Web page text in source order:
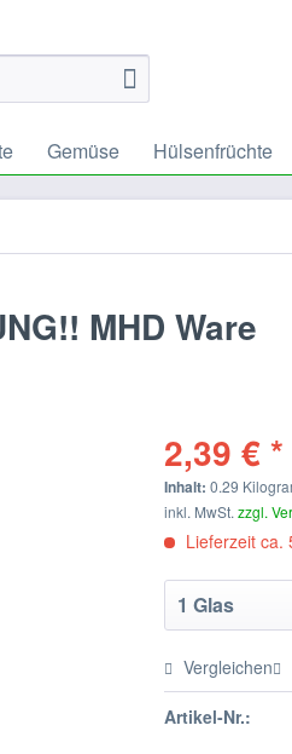
Gemüse Hülsenfrüchte
MHD Ware
2,39 € *
Inhalt:0.29
inkl. MwSt.zzgl.
Lieferzeit ca.
Vergleichen
Artikel-Nr.: